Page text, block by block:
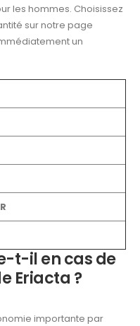
les hommes. Choisissez
sur notre page
un
t-il en cas de
Eriacta ?
importante par